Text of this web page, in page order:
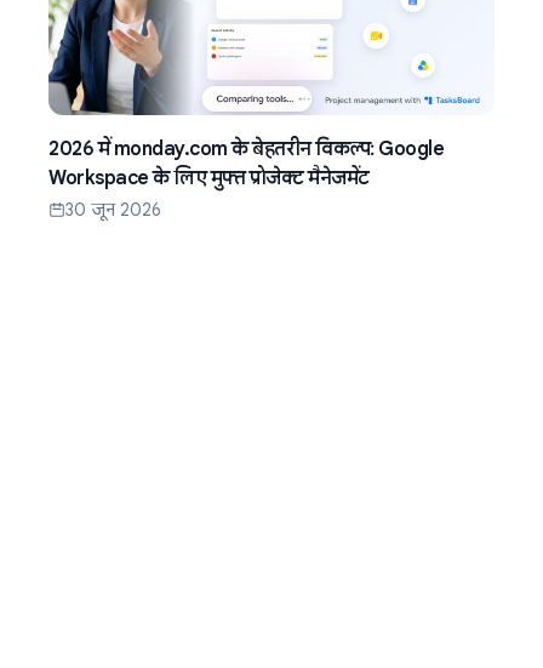
2026 में monday.com के बेहतरीन विकल्प: Google
Workspace के लिए मुफ्त प्रोजेक्ट मैनेजमेंट
30 जून 2026